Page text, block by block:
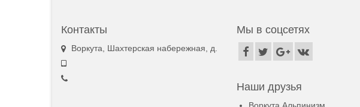
Контакты
Воркута, Шахтерская набережная, д.
Мы в соцсетях
Наши друзья